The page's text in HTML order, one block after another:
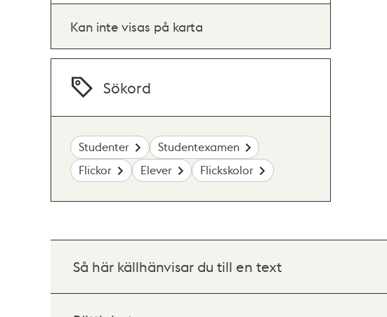
Kan inte visas på karta
Sökord
Studenter
Studentexamen
Flickor
Elever Flickskolor
Så här källhänvisar du till en text